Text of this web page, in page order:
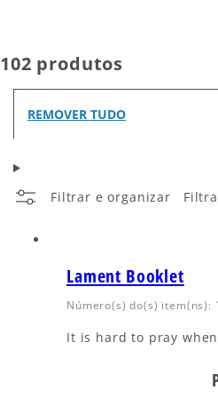
102 produtos
REMOVER TUDO
Filtrar e organizar
Lament Booklet
Número(s) do(s) item(ns):
It is hard to pray